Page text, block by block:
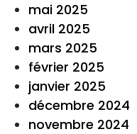
mai 2025
avril 2025
mars 2025
février 2025
janvier 2025
décembre 2024
novembre 2024